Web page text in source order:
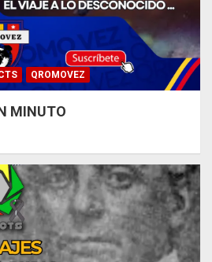
QROMOVEZ
MINUTO